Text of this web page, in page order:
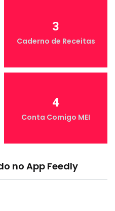
3
Caderno de Receitas
4
Conta Comigo MEI
no App Feedly